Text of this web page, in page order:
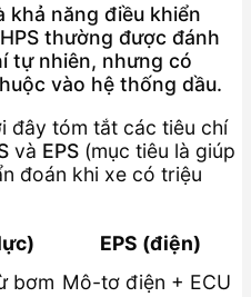
khả năng điều khiển
thường được đánh
tự nhiên, nhưng có
vào hệ thống dầu.
đây tóm tắt các tiêu chí
và EPS (mục tiêu là giúp
đoán khi xe có triệu
EPS (điện)
bơm Mô-tơ điện + ECU